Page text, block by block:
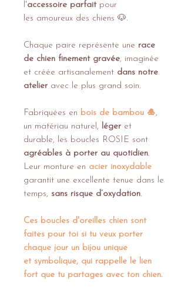
l'accessoire parfaitpour
les amoureux des chiens 🐶​.
Chaque paire représente une race
de chien finement gravée, imaginée
et créée artisanalement dans notre
atelier avec le plus grand soin.
Fabriquées en bois de bambou 🎍​,
un matériau naturel, léger et
durable, les boucles ROSIE sont
agréables à porter au quotidien.
Leur monture en acier inoxydable
garantit une excellente tenue dans le
temps, sans risque d’oxydation.
Ces boucles d'oreilles chien sont
faites pour toi si tu veux porter
chaque jour un bijou unique
et symbolique, qui rappelle le lien
fort que tu partages avec ton chien.